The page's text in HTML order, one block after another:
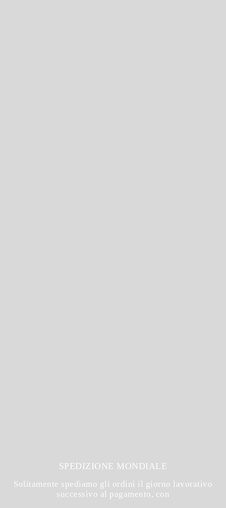
SPEDIZIONE MONDIALE
Solitamente spediamo gli ordini il giorno lavorativo
successivo al pagamento, con